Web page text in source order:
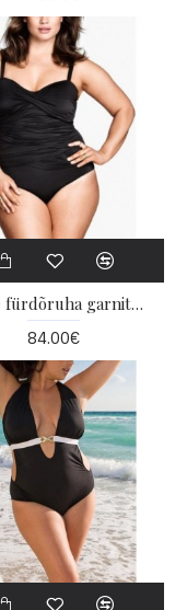
fekete fürdõruha garnitúrával
84.00€